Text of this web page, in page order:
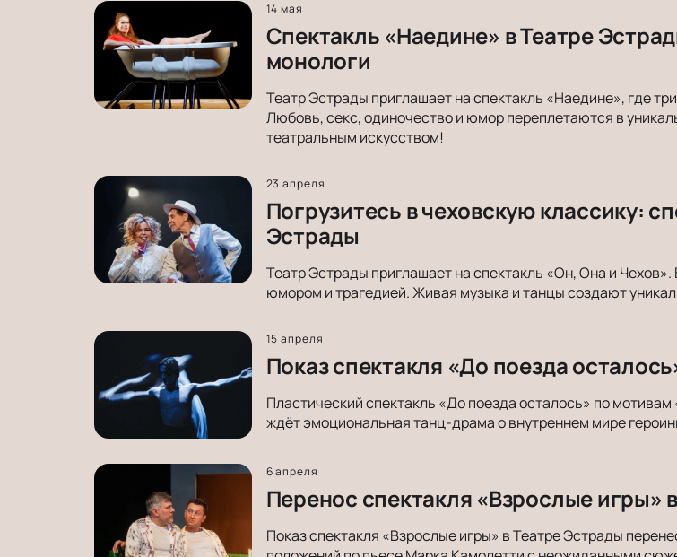
14 мая
Спектакль «Наедине» в Театре
монологи
Театр Эстрады приглашает на спектакль «Наедине», где
Любовь, секс, одиночество и юмор переплетаются в
театральным искусством!
23 апреля
Погрузитесь в чеховскую классику:
Эстрады
Театр Эстрады приглашает на спектакль «Он, Она и
юмором и трагедией. Живая музыка и танцы создают
15 апреля
Показ спектакля «До поезда
Пластический спектакль «До поезда осталось» по
ждёт эмоциональная танц-драма о внутреннем мире
6 апреля
Перенос спектакля «Взрослые игры»
Показ спектакля «Взрослые игры» в Театре Эстрады